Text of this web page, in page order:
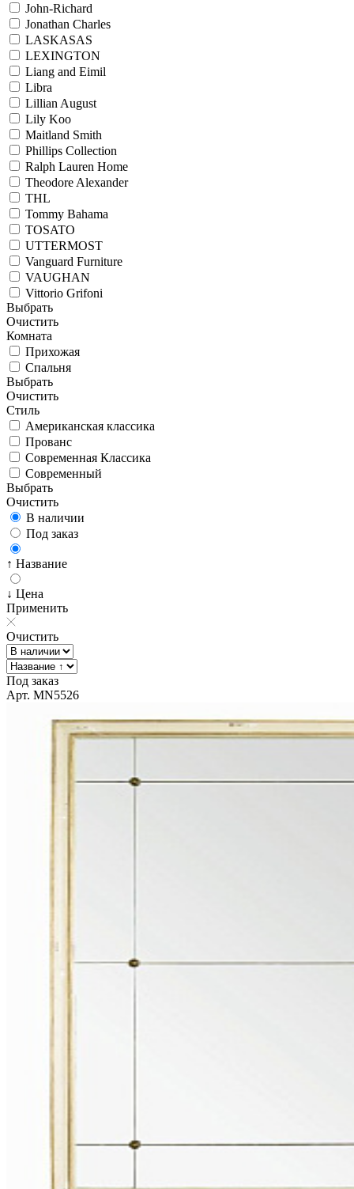
John-Richard
Jonathan Charles
LASKASAS
LEXINGTON
Liang and Eimil
Libra
Lillian August
Lily Koo
Maitland Smith
Phillips Collection
Ralph Lauren Home
Theodore Alexander
THL
Tommy Bahama
TOSATO
UTTERMOST
Vanguard Furniture
VAUGHAN
Vittorio Grifoni
Выбрать
Очистить
Комната
Прихожая
Спальня
Выбрать
Очистить
Стиль
Американская классика
Прованс
Современная Классика
Современный
Выбрать
Очистить
В наличии
Под заказ
↑ Название
↓ Цена
Применить
Очистить
Под заказ
Арт. MN5526